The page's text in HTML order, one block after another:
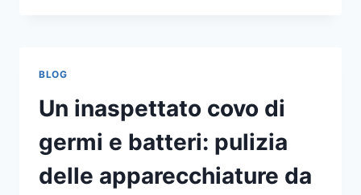
BLOG
Un inaspettato covo di
germi e batteri: pulizia
delle apparecchiature da